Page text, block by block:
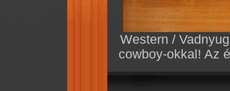
Western /
cowboy-okkal! Az